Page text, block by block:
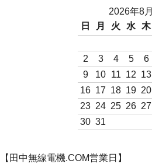
2026年8月
日
月 火 水 木
2
3 4 5 6
9
10 11 12 13
16 17 18 19 20
23 24 25 26 27
30 31
【田中無線電機.COM営業日】